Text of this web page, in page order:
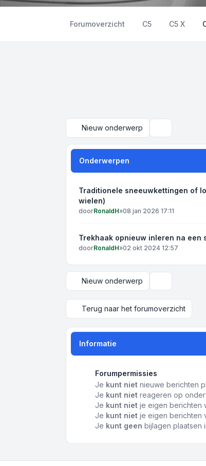
Forumoverzicht C5 C5 X
Nieuw onderwerp
Onderwerpen
Traditionele sneeuwkettingen of
wielen)
doorRonaldH»08 jan 2026 17:11
Trekhaak opnieuw inleren na een
doorRonaldH»02 okt 2024 12:57
Nieuw onderwerp
Terug naar het forumoverzicht
Informatie
Forumpermissies
Je kunt niet nieuwe berichten
Je kunt niet reageren op
Je kunt niet je eigen berichten
Je kunt niet je eigen berichten
Je kunt geen bijlagen plaatsen